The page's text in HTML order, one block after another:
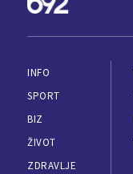
INFO
SPORT
BIZ
ŽIVOT
ZDRAVLJE